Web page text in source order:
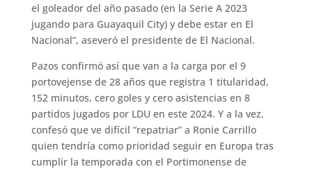
el goleador del año pasado (en la Serie A 2023
jugando para Guayaquil City) y debe estar en El
Nacional”, aseveró el presidente de El Nacional.
Pazos confirmó así que van a la carga por el 9
portovejense de 28 años que registra 1 titularidad,
152 minutos, cero goles y cero asistencias en 8
partidos jugados por LDU en este 2024. Y a la vez,
confesó que ve difícil “repatriar” a Ronie Carrillo
quien tendría como prioridad seguir en Europa tras
cumplir la temporada con el Portimonense de